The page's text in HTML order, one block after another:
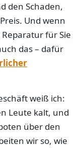
den Schaden,
Und wenn
für Sie
das – dafür
weiß ich:
Leute kalt, und
über den
wir so, wie